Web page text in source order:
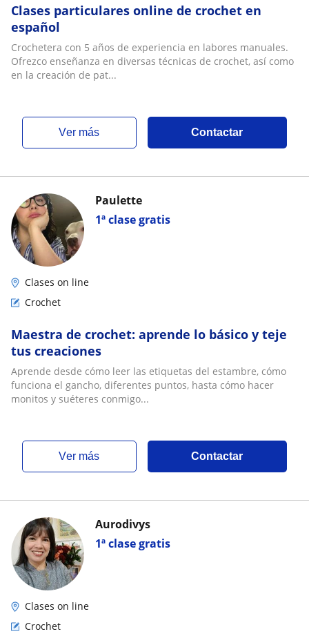
Clases particulares online de crochet en
español
Crochetera con 5 años de experiencia en labores manuales.
Ofrezco enseñanza en diversas técnicas de crochet, así como
en la creación de pat...
ver más Contactar
1ª clase gratis
Paulette
Clases on line
Crochet
Maestra de crochet: aprende lo básico y teje
tus creaciones
Aprende desde cómo leer las etiquetas del estambre, cómo
funciona el gancho, diferentes puntos, hasta cómo hacer
monitos y suéteres conmigo...
ver más Contactar
1ª clase gratis
Aurodivys
Clases on line
Crochet